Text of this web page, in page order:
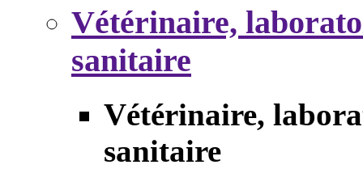
Vétérinaire,
sanitaire
Vétérinaire,
sanitaire